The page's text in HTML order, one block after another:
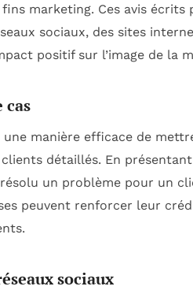
marketing. Ces avis écrits
sociaux, des sites
positif sur l’image de la
cas
une manière efficace de
détaillés. En présentant
un problème pour un
peuvent renforcer leur
sociaux